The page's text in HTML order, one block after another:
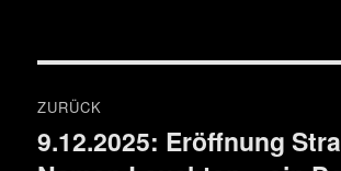
ZURÜCK
Vorheriger
9.12.2025: Eröffnung